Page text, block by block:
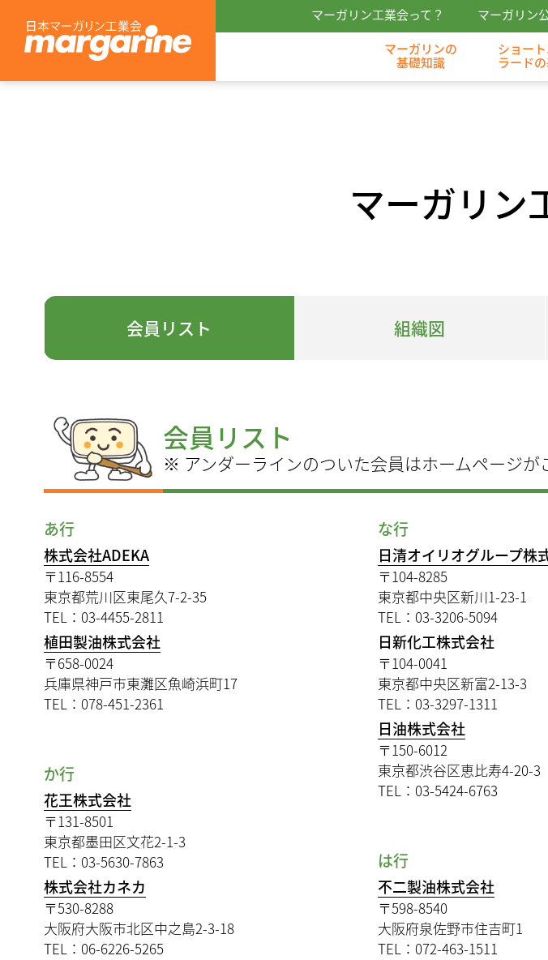
マーガリン工業会って？ マーガリン
マーガリンの
基礎知識
ショー
ラード
マーガリン
会員リスト 組織図
会員リスト
※ アンダーラインのついた会員はホームページが
あ行
株式会社ADEKA
〒116-8554
東京都荒川区東尾久7-2-35
TEL：03-4455-2811
植田製油株式会社
〒658-0024
兵庫県神戸市東灘区魚崎浜町17
TEL：078-451-2361
か行
花王株式会社
〒131-8501
東京都墨田区文花2-1-3
TEL：03-5630-7863
株式会社カネカ
〒530-8288
大阪府大阪市北区中之島2-3-18
TEL：06-6226-5265
な行
日清オイリオグループ株
〒104-8285
東京都中央区新川1-23-1
TEL：03-3206-5094
日新化工株式会社
〒104-0041
東京都中央区新富2-13-3
TEL：03-3297-1311
日油株式会社
〒150-6012
東京都渋谷区恵比寿4-20-3
TEL：03-5424-6763
は行
不二製油株式会社
〒598-8540
大阪府泉佐野市住吉町1
TEL：072-463-1511